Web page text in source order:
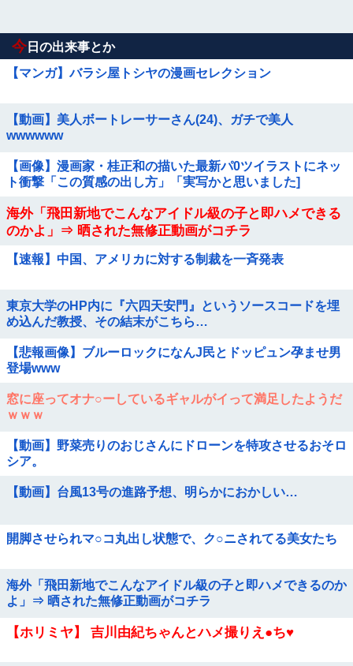
今 日の出来事とか
【マンガ】バラシ屋トシヤの漫画セレクション
【動画】美人ボートレーサーさん(24)、ガチで美人
wwwwww
【画像】漫画家・桂正和の描いた最新パ0ツイラストにネッ
ト衝撃「この質感の出し方」「実写かと思いました]
海外「飛田新地でこんなアイドル級の子と即ハメできる
のかよ」⇒ 晒された無修正動画がコチラ
【速報】中国、アメリカに対する制裁を一斉発表
東京大学のHP内に『六四天安門』というソースコードを埋
め込んだ教授、その結末がこちら…
【悲報画像】ブルーロックになんJ民とドッピュン孕ませ男
登場www
窓に座ってオナ○ーしているギャルがイって満足したようだ
ｗｗｗ
【動画】野菜売りのおじさんにドローンを特攻させるおそロ
シア。
【動画】台風13号の進路予想、明らかにおかしい…
開脚させられマ○コ丸出し状態で、ク○ニされてる美女たち
海外「飛田新地でこんなアイドル級の子と即ハメできるのか
よ」⇒ 晒された無修正動画がコチラ
【ホリミヤ】 吉川由紀ちゃんとハメ撮りえ●ち♥